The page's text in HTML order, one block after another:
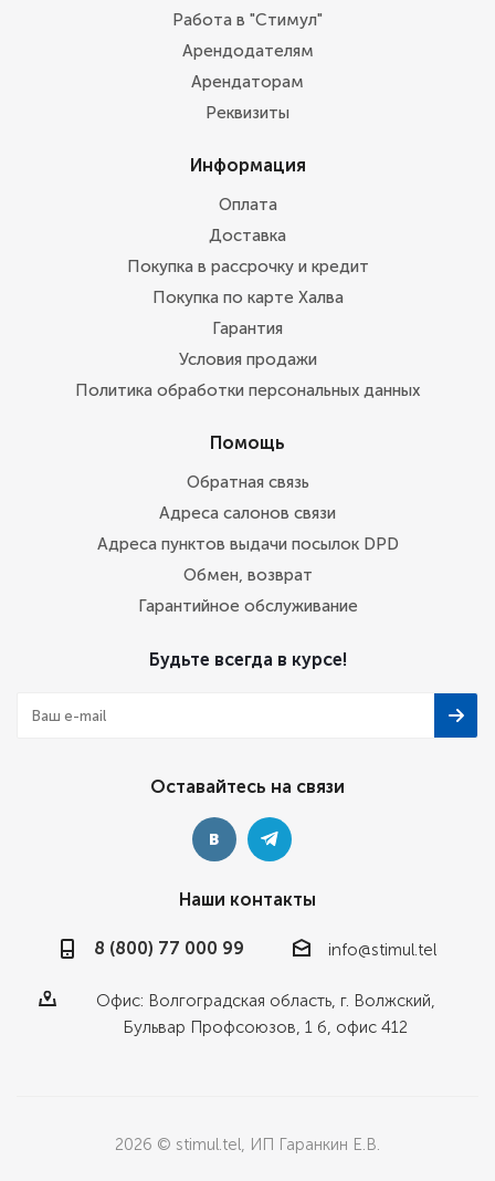
Работа в "Стимул"
Арендодателям
Арендаторам
Реквизиты
Информация
Оплата
Доставка
Покупка в рассрочку и кредит
Покупка по карте Халва
Гарантия
Условия продажи
Политика обработки персональных данных
Помощь
Обратная связь
Адреса салонов связи
Адреса пунктов выдачи посылок DPD
Обмен, возврат
Гарантийное обслуживание
Будьте всегда в курсе!
Оставайтесь на связи
Наши контакты
8 (800) 77 000 99 info@stimul.tel
Офис: Волгоградская область, г. Волжский,
Бульвар Профсоюзов, 1 б, офис 412
2026 © stimul.tel, ИП Гаранкин Е.В.